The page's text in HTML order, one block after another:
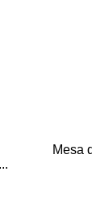
porcino